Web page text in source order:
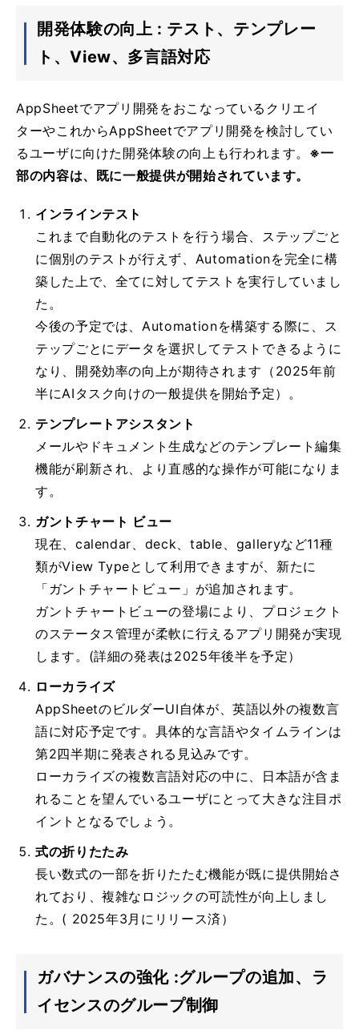
開発体験の向上 : テスト、テンプレー
ト、View、多言語対応
AppSheetでアプリ開発をおこなっているクリエイ
ターやこれからAppSheetでアプリ開発を検討してい
るユーザに向けた開発体験の向上も行われます。 ※一
部の内容は、既に一般提供が開始されています。
インラインテスト
これまで自動化のテストを行う場合、ステップごと
に個別のテストが行えず、Automationを完全に構
築した上で、全てに対してテストを実行していまし
た。
今後の予定では、Automationを構築する際に、ス
テップごとにデータを選択してテストできるように
なり、開発効率の向上が期待されます（2025年前
半にAIタスク向けの一般提供を開始予定）。
テンプレートアシスタント
メールやドキュメント生成などのテンプレート編集
機能が刷新され、より直感的な操作が可能になりま
す。
ガントチャート ビュー
現在、calendar、deck、table、galleryなど11種
類がView Typeとして利用できますが、新たに
「ガントチャートビュー」が追加されます。
ガントチャートビューの登場により、プロジェクト
のステータス管理が柔軟に行えるアプリ開発が実現
します。(詳細の発表は2025年後半を予定）
ローカライズ
AppSheetのビルダーUI自体が、英語以外の複数言
語に対応予定です。具体的な言語やタイムラインは
第2四半期に発表される見込みです。
ローカライズの複数言語対応の中に、日本語が含ま
れることを望んでいるユーザにとって大きな注目ポ
イントとなるでしょう。
式の折りたたみ
長い数式の一部を折りたたむ機能が既に提供開始さ
れており、複雑なロジックの可読性が向上しまし
た。( 2025年3月にリリース済）
ガバナンスの強化 :グループの追加、ラ
イセンスのグループ制御